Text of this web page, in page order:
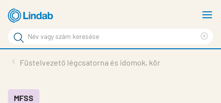
tartalomhoz
Keresési
kifejezés
Oldalak
keresése
Támogatás
Füstelvezető légcsatorna és idomok, kör
MFSS